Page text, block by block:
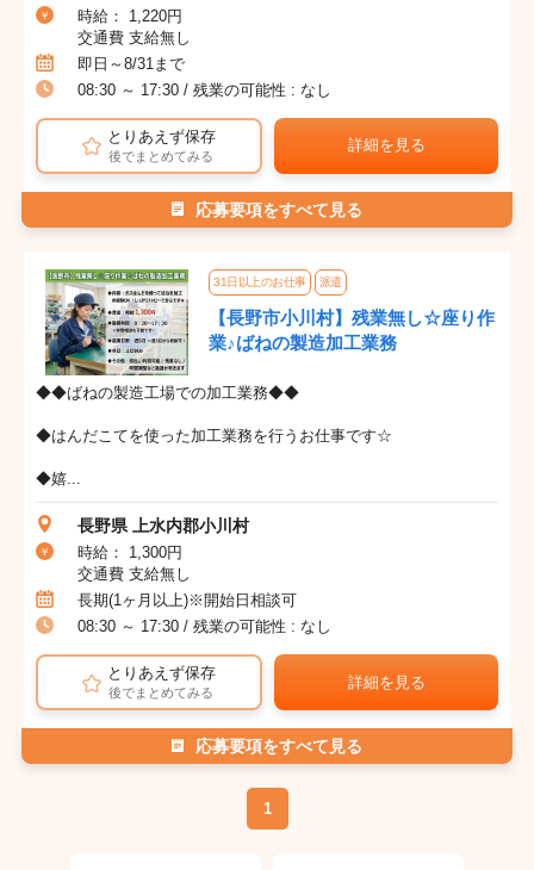
時給： 1,220円
交通費 支給無し
即日～8/31まで
08:30 ～ 17:30 / 残業の可能性 : なし
とりあえず保存
後でまとめてみる
詳細を見る
応募要項をすべて見る
31日以上のお仕事 派遣
【長野市小川村】残業無し☆座り作
業♪ばねの製造加工業務
◆◆ばねの製造工場での加工業務◆◆
◆はんだこてを使った加工業務を行うお仕事です☆
◆嬉...
長野県 上水内郡小川村
時給： 1,300円
交通費 支給無し
長期(1ヶ月以上)※開始日相談可
08:30 ～ 17:30 / 残業の可能性 : なし
とりあえず保存
後でまとめてみる
詳細を見る
応募要項をすべて見る
1